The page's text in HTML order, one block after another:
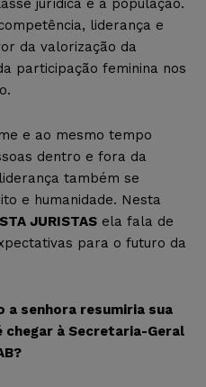
liderança e
da valorização da
participação feminina nos
e ao mesmo tempo
dentro e fora da
também se
e humanidade. Nesta
JURISTAS ela fala de
para o futuro da
a senhora resumiria sua
à Secretaria-Geral